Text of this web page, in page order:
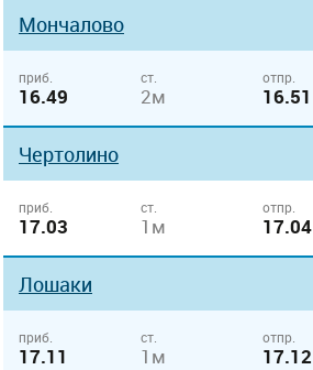
Мончалово
приб.
16.49
ст.
2м
отпр.
16.51
Чертолино
приб.
17.03
ст.
1м
отпр.
17.04
Лошаки
приб.
17.11
ст.
1м
отпр.
17.12